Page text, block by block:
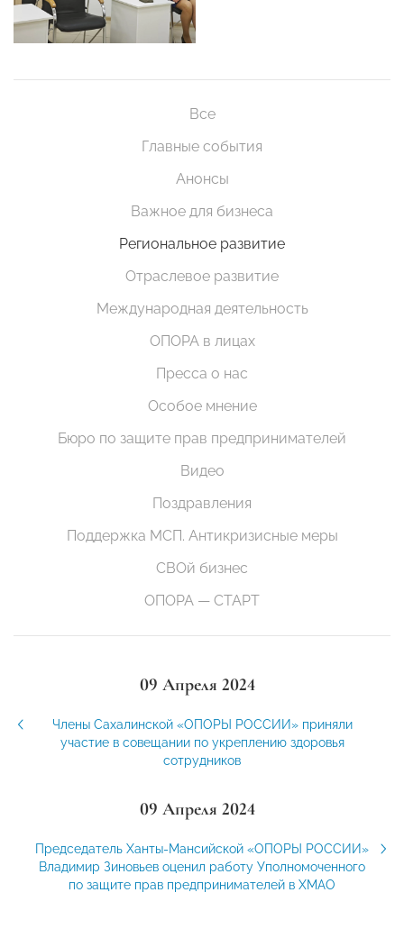
Все
Главные события
Анонсы
Важное для бизнеса
Региональное развитие
Отраслевое развитие
Международная деятельность
ОПОРА в лицах
Пресса о нас
Особое мнение
Бюро по защите прав предпринимателей
Видео
Поздравления
Поддержка МСП. Антикризисные меры
СВОй бизнес
ОПОРА — СТАРТ
09 Апреля 2024
Члены Сахалинской «ОПОРЫ РОССИИ» приняли
участие в совещании по укреплению здоровья
сотрудников
09 Апреля 2024
Председатель Ханты-Мансийской «ОПОРЫ РОССИИ»
Владимир Зиновьев оценил работу Уполномоченного
по защите прав предпринимателей в ХМАО